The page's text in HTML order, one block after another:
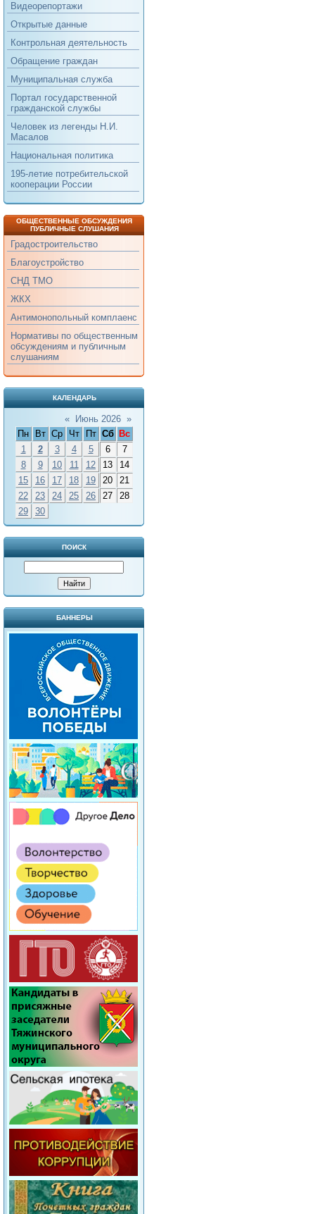
Видеорепортажи
Открытые данные
Контрольная деятельность
Обращение граждан
Муниципальная служба
Портал государственной
гражданской службы
Человек из легенды Н.И.
Масалов
Национальная политика
195-летие потребительской
кооперации России
ОБЩЕСТВЕННЫЕ ОБСУЖДЕНИЯ
ПУБЛИЧНЫЕ СЛУШАНИЯ
Градостроительство
Благоустройство
СНД ТМО
ЖКХ
Антимонопольный комплаенс
Нормативы по общественным
обсуждениям и публичным
слушаниям
КАЛЕНДАРЬ
« Июнь 2026 »
Пн
Вт Ср Чт Пт Сб
Вс
1
2 3 4 5 6
7
8
9 10 11 12 13
14
15
16 17 18 19 20
21
22
23 24 25 26 27
28
29
30
ПОИСК
БАННЕРЫ